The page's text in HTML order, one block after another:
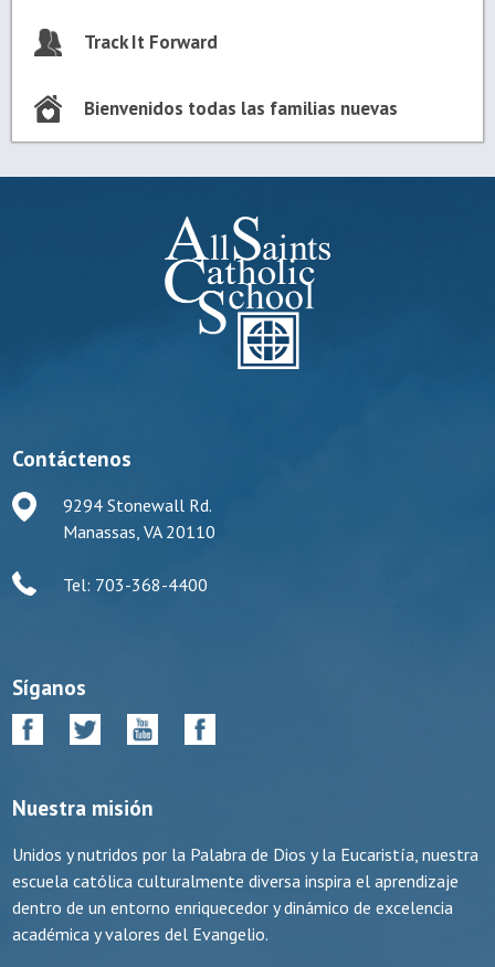
Track It Forward
Bienvenidos todas las familias nuevas
Contáctenos
9294 Stonewall Rd.
Manassas, VA 20110
Tel: 703-368-4400
Síganos
Nuestra misión
Unidos y nutridos por la Palabra de Dios y la Eucaristía, nuestra
escuela católica culturalmente diversa inspira el aprendizaje
dentro de un entorno enriquecedor y dinámico de excelencia
académica y valores del Evangelio.